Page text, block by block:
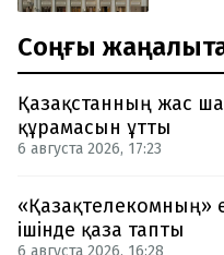
Соңғы
Қазақстанның жас
құрамасын ұтты
6 августа 2026, 17:23
«Қазақтелекомның»
ішінде қаза тапты
6 августа 2026, 16:28